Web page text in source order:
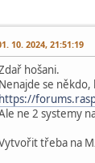
10. 2024, 21:51:19
hošani.
Nenajde se
https://
ne 2 systemy
třeba na